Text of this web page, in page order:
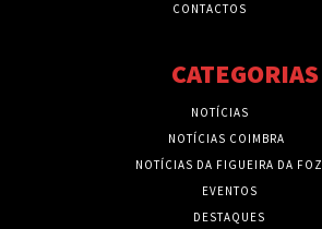
CONTACTOS
CATEGORIAS
NOTÍCIAS
NOTÍCIAS COIMBRA
NOTÍCIAS DA FIGUEIRA DA FOZ
EVENTOS
DESTAQUES